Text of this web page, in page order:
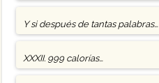
Y si después de tantas palabras…
XXXII. 999 calorías…